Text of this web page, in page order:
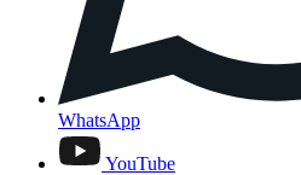
WhatsApp
YouTube